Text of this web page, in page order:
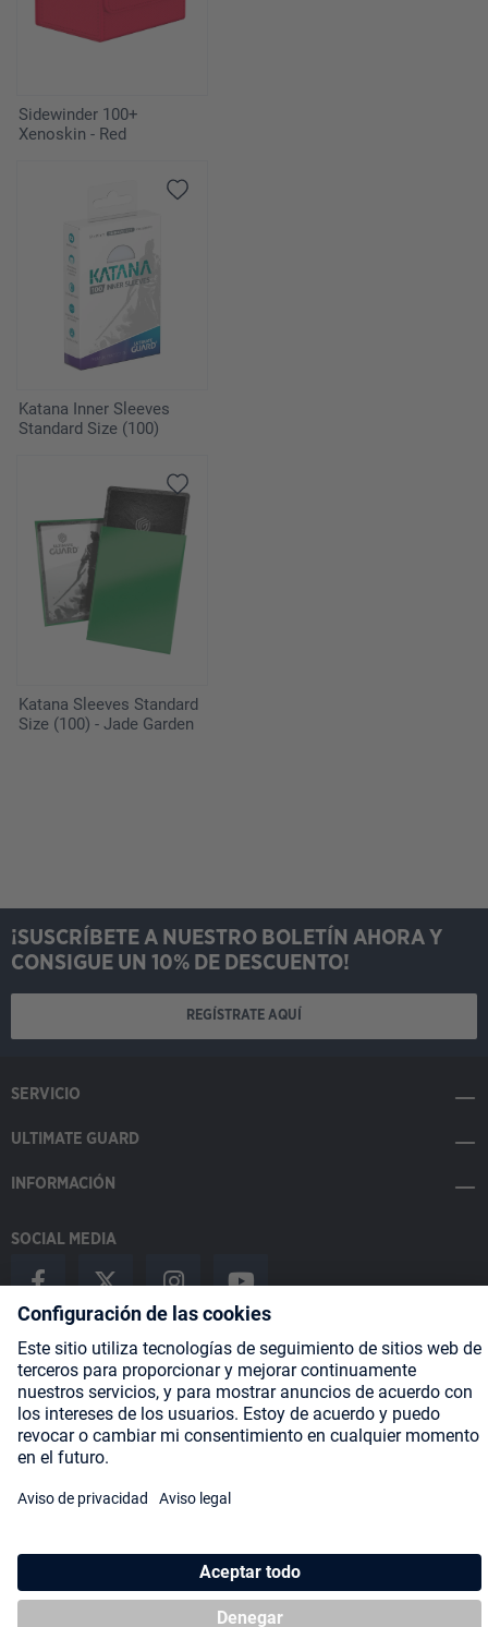
Sidewinder 100+
Xenoskin - Red
Katana Inner Sleeves
Standard Size (100)
Katana Sleeves Standard
Size (100) - Jade Garden
¡SUSCRÍBETE A NUESTRO BOLETÍN AHORA Y
CONSIGUE UN 10% DE DESCUENTO!
REGÍSTRATE AQUÍ
SERVICIO
ULTIMATE GUARD
INFORMACIÓN
SOCIAL MEDIA
Payment Methods
Shipping
* Todos los precios incluyen IVA másgastos de envíoy posibles
gastos de envío, si no se indica lo contrario.